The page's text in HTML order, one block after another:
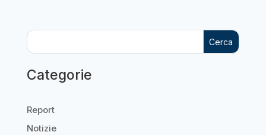
Cerca
Categorie
Report
Notizie